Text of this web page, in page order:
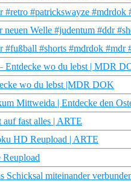
#patrickswayze #mdrdok
Welle #judentum #ddr
#shorts #mdrdok #mdr
Entdecke wo du lebst | MDR
wo du lebst |MDR DOK
Mittweida | Entdecke den
fast alles | ARTE
HD Reupload | ARTE
Schicksal miteinander